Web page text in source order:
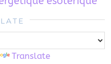
Translate